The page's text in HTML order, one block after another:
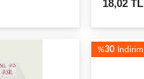
18,02 TL
%30 İndirim